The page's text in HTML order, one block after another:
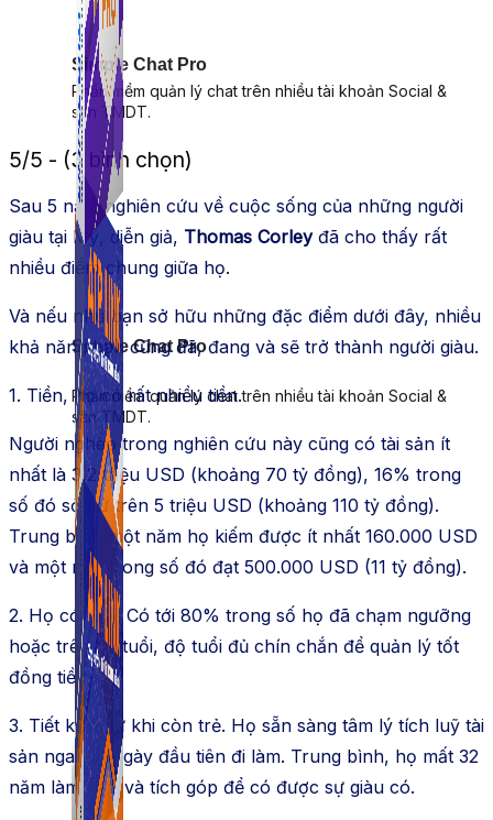
Simple Chat Pro
Phần mềm quản lý chat trên nhiều tài khoản Social &
sàn TMDT.
Simple Chat Pro
Phần mềm quản lý chat trên nhiều tài khoản Social &
sàn TMDT.
5/5 - (3 bình chọn)
Sau 5 năm nghiên cứu về cuộc sống của những người
giàu tại Mỹ, diễn giả, Thomas Corleyđã cho thấy rất
nhiều điểm chung giữa họ.
Và nếu như bạn sở hữu những đặc điểm dưới đây, nhiều
khả năng bạn cũng đã, đang và sẽ trở thành người giàu.
1. Tiền, họ có rất nhiều tiền.
Người nghèo trong nghiên cứu này cũng có tài sản ít
nhất là 3,2 triệu USD (khoảng 70 tỷ đồng), 16% trong
số đó sở hữ trên 5 triệu USD (khoảng 110 tỷ đồng).
Trung bình một năm họ kiếm được ít nhất 160.000 USD
và một nửa trong số đó đạt 500.000 USD (11 tỷ đồng).
2. Họ có tuổi. Có tới 80% trong số họ đã chạm ngưỡng
hoặc trên 50 tuổi, độ tuổi đủ chín chắn để quản lý tốt
đồng tiền.
3. Tiết kiệm từ khi còn trẻ. Họ sẵn sàng tâm lý tích luỹ tài
sản ngay từ ngày đầu tiên đi làm. Trung bình, họ mất 32
năm làm việc và tích góp để có được sự giàu có.